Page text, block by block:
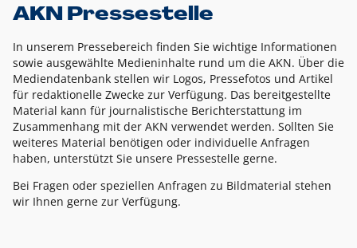
AKN Pressestelle
In unserem Pressebereich finden Sie wichtige Informationen
sowie ausgewählte Medieninhalte rund um die AKN. Über die
Mediendatenbank stellen wir Logos, Pressefotos und Artikel
für redaktionelle Zwecke zur Verfügung. Das bereitgestellte
Material kann für journalistische Berichterstattung im
Zusammenhang mit der AKN verwendet werden. Sollten Sie
weiteres Material benötigen oder individuelle Anfragen
haben, unterstützt Sie unsere Pressestelle gerne.
Bei Fragen oder speziellen Anfragen zu Bildmaterial stehen
wir Ihnen gerne zur Verfügung.